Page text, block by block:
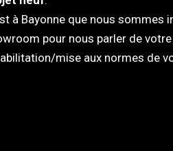
à Bayonne que nous sommes
pour nous parler de
mise aux normes de